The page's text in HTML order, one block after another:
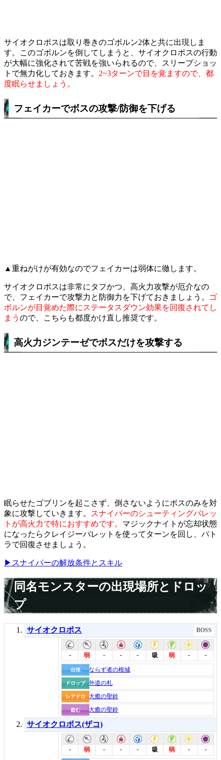
サイオクロポスは取り巻きのゴボルン2体と共に出現しま
す。このゴボルンを倒してしまうと、サイオクロポスの行動
が大幅に強化されて苦戦を強いられるので、スリープショッ
トで無力化しておきます。 2~3ターンで目を覚ますので、都
度眠らせましょう。
フェイカーでボスの攻撃/防御を下げる
▲重ねがけが有効なのでフェイカーは弱体に徹します。
サイオクロポスは非常にタフかつ、高火力攻撃が厄介なの
で、フェイカーで攻撃力と防御力を下げておきましょう。
ゴ
ボルンが目覚めた際にステータスダウン効果を回復されてし
まう ので、こちらも都度かけ直し推奨です。
高火力ジンテーゼでボスだけを攻撃する
眠らせたゴブリンを起こさず、倒さないようにボスのみを対
象に攻撃していきます。
スナイパーのシューティングバレッ
トが高火力で特におすすめです。 マジックナイトが忘却状態
になったらクレイジーバレットを使ってターンを回し、パト
ラで回復させましょう。
▶スナイパーの解放条件とスキル
同名モンスターの出現場所とドロッ
プ
サイオクロポス BOSS
- 弱 - - - 吸 弱 - -
出現 ならず者の根城
ドロップ 外道の札
レアドロ 大癒の聖鈴
盗む 大癒の聖鈴
サイオクロポス(ザコ)
- 弱 - - - 吸 弱 - -